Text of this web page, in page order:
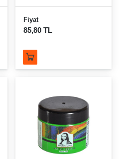
Fiyat
85,80 TL